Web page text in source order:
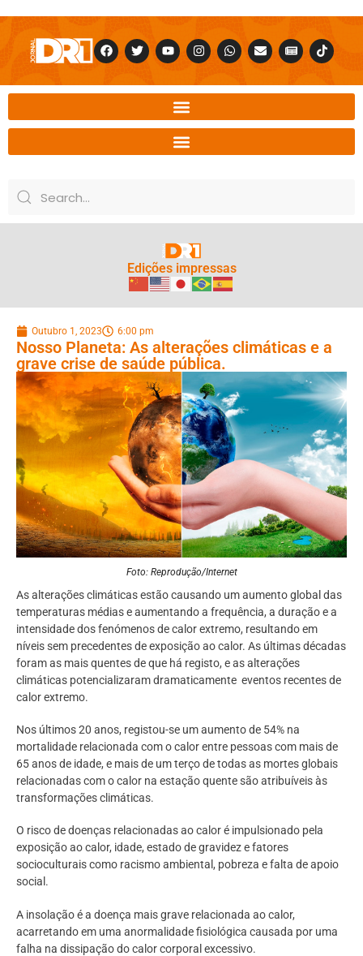
Edições impressas
Outubro 1, 2023 6:00 pm
Nosso Planeta: As alterações climáticas e a
grave crise de saúde pública.
Foto: Reprodução/Internet
As alterações climáticas estão causando um aumento global das
temperaturas médias e aumentando a frequência, a duração e a
intensidade dos fenómenos de calor extremo, resultando em
níveis sem precedentes de exposição ao calor. As últimas décadas
foram as mais quentes de que há registo, e as alterações
climáticas potencializaram dramaticamente eventos recentes de
calor extremo.
Nos últimos 20 anos, registou-se um aumento de 54% na
mortalidade relacionada com o calor entre pessoas com mais de
65 anos de idade, e mais de um terço de todas as mortes globais
relacionadas com o calor na estação quente são atribuíveis às
transformações climáticas.
O risco de doenças relacionadas ao calor é impulsionado pela
exposição ao calor, idade, estado de gravidez e fatores
socioculturais como racismo ambiental, pobreza e falta de apoio
social.
A insolação é a doença mais grave relacionada ao calor,
acarretando em uma anormalidade fisiológica causada por uma
falha na dissipação do calor corporal excessivo.